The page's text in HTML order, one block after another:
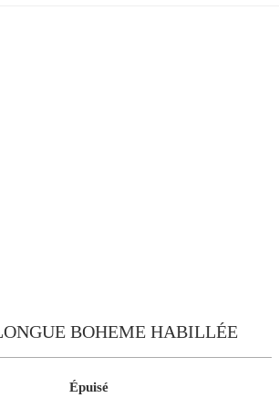
BOHEME HABILLÉE
Épuisé